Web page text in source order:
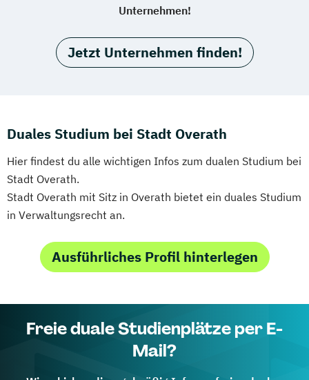
Unternehmen!
Jetzt Unternehmen finden!
Duales Studium bei Stadt Overath
Hier findest du alle wichtigen Infos zum dualen Studium bei
Stadt Overath.
Stadt Overath mit Sitz in Overath bietet ein duales Studium
in Verwaltungsrecht an.
Ausführliches Profil hinterlegen
Freie duale Studienplätze per E-
Mail?